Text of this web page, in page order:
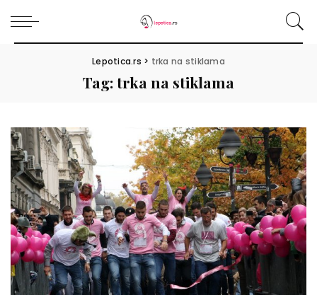
Lepotica.rs > trka na stiklama
Tag:trka na stiklama